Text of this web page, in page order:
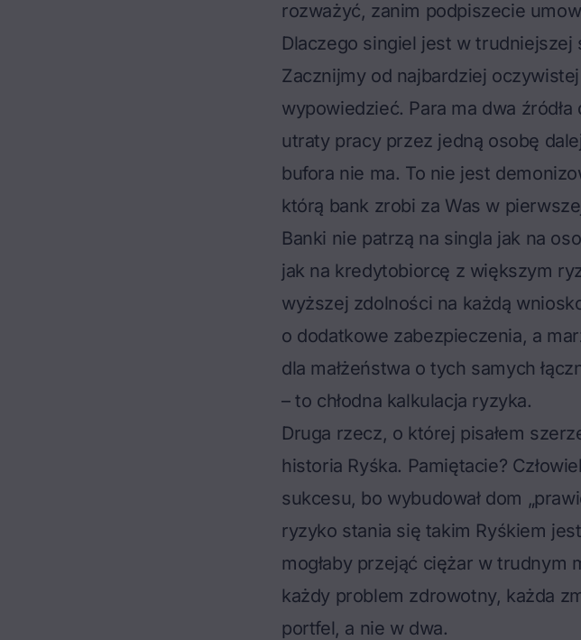
rozważyć, zanim podpiszecie
Dlaczego singiel jest w trudniejszej
Zacznijmy od najbardziej
wypowiedzieć. Para ma dwa
utraty pracy przez jedną osobę
bufora nie ma. To nie jest
którą bank zrobi za Was w
Banki nie patrzą na singla jak na
jak na kredytobiorcę z większym
wyższej zdolności na każdą
o dodatkowe zabezpieczenia, a
dla małżeństwa o tych samych
– to chłodna kalkulacja ryzyka.
Druga rzecz, o której pisałem
historia Ryśka. Pamiętacie?
sukcesu, bo wybudował dom
ryzyko stania się takim Ryśkiem
mogłaby przejąć ciężar w trudnym
każdy problem zdrowotny, każda
portfel, a nie w dwa.